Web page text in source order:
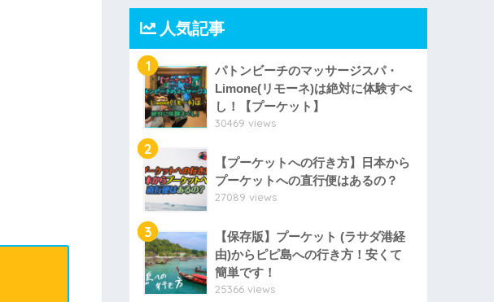
人気記事
1
パトンビーチのマッサージスパ・
Limone(リモーネ)は絶対に体験すべ
し！【プーケット】
30469 views
2
【プーケットへの行き方】日本から
プーケットへの直行便はあるの？
27089 views
3
【保存版】プーケット (ラサダ港経
由)からピピ島への行き方！安くて
簡単です！
25366 views